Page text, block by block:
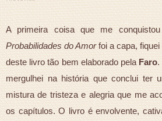
A primeira coisa que me
Probabilidades do Amorfoi a capa, fiquei
deste livro tão bem elaborado pelaFaro.
mergulhei na história que conclui ter
mistura de tristeza e alegria que me
os capítulos. O livro é envolvente,